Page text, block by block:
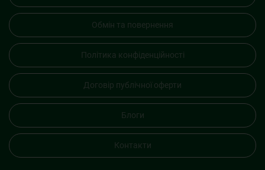
Обмін та повернення
Політика конфіденційності
Договір публічної оферти
Блоги
Контакти